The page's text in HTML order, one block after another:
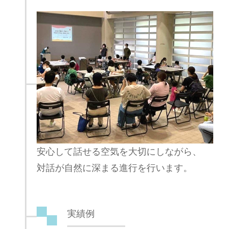
安心して話せる空気を大切にしながら、
対話が自然に深まる進行を行います。
実績例